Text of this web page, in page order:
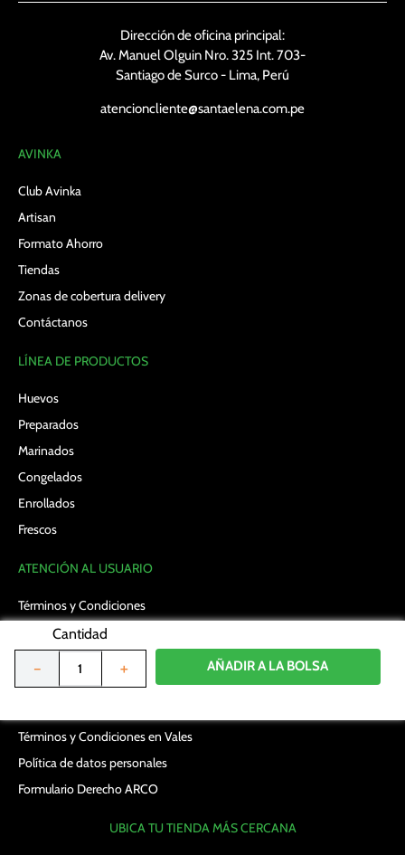
Cantidad
＋
－ AÑADIR A LA BOLSA
Dirección de oficina principal:
Av. Manuel Olguin Nro. 325 Int. 703-
Santiago de Surco - Lima, Perú
atencioncliente@santaelena.com.pe
AVINKA
Club Avinka
Artisan
Formato Ahorro
Tiendas
Zonas de cobertura delivery
Contáctanos
LÍNEA DE PRODUCTOS
Huevos
Preparados
Marinados
Congelados
Enrollados
Frescos
ATENCIÓN AL USUARIO
Términos y Condiciones
Políticas de Privacidad
Políticas de cookies
Términos y Condiciones en promociones
Términos y Condiciones en Vales
Política de datos personales
Formulario Derecho ARCO
UBICA TU TIENDA MÁS CERCANA